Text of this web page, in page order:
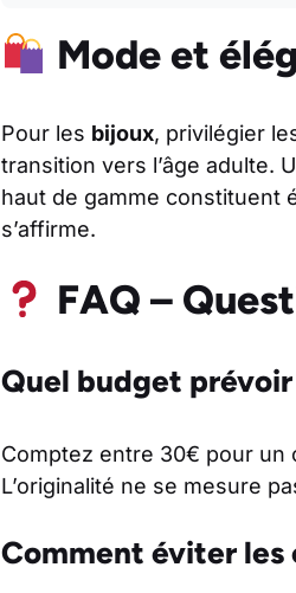
Mode et
Pour les bijoux, privilégier
transition vers l’âge adulte.
haut de gamme constituent
s’affirme.
FAQ –
Quel budget prévoir
Comptez entre 30€ pour un
L’originalité ne se mesure
Comment éviter les